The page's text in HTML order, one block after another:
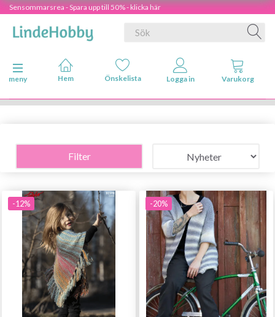
Sensommarsrea - Spara upp till 50% - klicka här
Ändra navigering
meny
Filter
-12% -20%